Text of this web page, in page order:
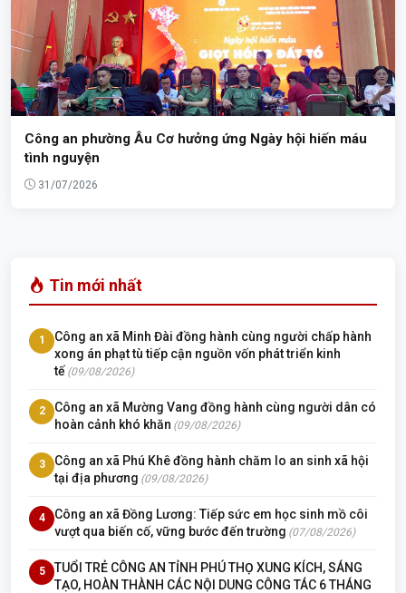
Công an phường Âu Cơ hưởng ứng Ngày hội hiến máu
tình nguyện
31/07/2026
Tin mới nhất
1
Công an xã Minh Đài đồng hành cùng người chấp hành
xong án phạt tù tiếp cận nguồn vốn phát triển kinh
tế (09/08/2026)
2
Công an xã Mường Vang đồng hành cùng người dân có
hoàn cảnh khó khăn (09/08/2026)
3
Công an xã Phú Khê đồng hành chăm lo an sinh xã hội
tại địa phương (09/08/2026)
4
Công an xã Đồng Lương: Tiếp sức em học sinh mồ côi
vượt qua biến cố, vững bước đến trường (07/08/2026)
5
TUỔI TRẺ CÔNG AN TỈNH PHÚ THỌ XUNG KÍCH, SÁNG
TẠO, HOÀN THÀNH CÁC NỘI DUNG CÔNG TÁC 6 THÁNG